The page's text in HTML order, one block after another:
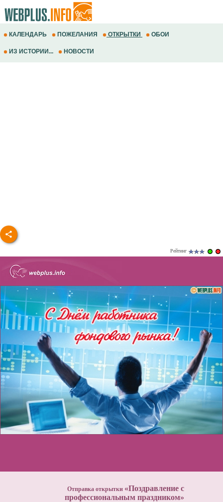
КАЛЕНДАРЬ ПОЖЕЛАНИЯ ОТКРЫТКИ ОБОИ
ИЗ ИСТОРИИ... НОВОСТИ
Рейтинг
Отправка открытки «Поздравление с
профессиональным праздником»